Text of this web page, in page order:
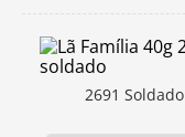
2691 Soldado